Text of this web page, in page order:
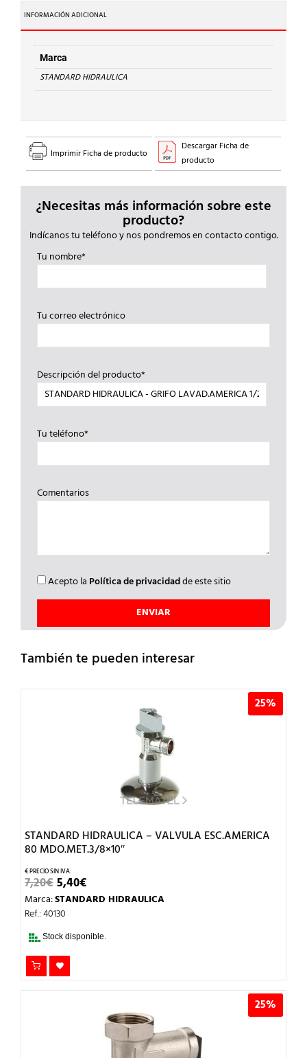
LAVAD.AMERICA
1/2"x3/4"
POMO
CROM
cantidad
INFORMACIÓN ADICIONAL
Marca
STANDARD HIDRAULICA
Imprimir Ficha de producto
Descargar Ficha de
producto
¿Necesitas más información sobre este
producto?
Indícanos tu teléfono y nos pondremos en contacto contigo.
Tu nombre*
Tu correo electrónico
Descripción del producto*
Tu teléfono*
Comentarios
Acepto la Política de privacidadde este sitio
También te pueden interesar
25%
STANDARD HIDRAULICA – VALVULA ESC.AMERICA
80 MDO.MET.3/8×10″
7,20€EL
PRECIO
ORIGINAL
ERA:
5,40€PRECIO
ACTUAL
Marca:STANDARD HIDRAULICA
Ref.: 40130
Stock disponible.
25%